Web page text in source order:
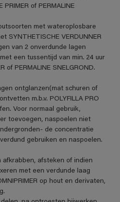
PRIMER of PERMALINE
met wateroplosbare
SYNTHETISCHE VERDUNNER
van 2 onverdunde lagen
met een tussentijd van min. 24 uur
of PERMALINE SNELGROND.
ontglanzen(mat schuren of
m.b.v. POLYFILLA PRO
Voor normaal gebruik,
toevoegen, naspoelen niet
de concentratie
gebruiken en naspoelen.
afkrabben, afsteken of indien
met een verdunde laag
op hout en derivaten,